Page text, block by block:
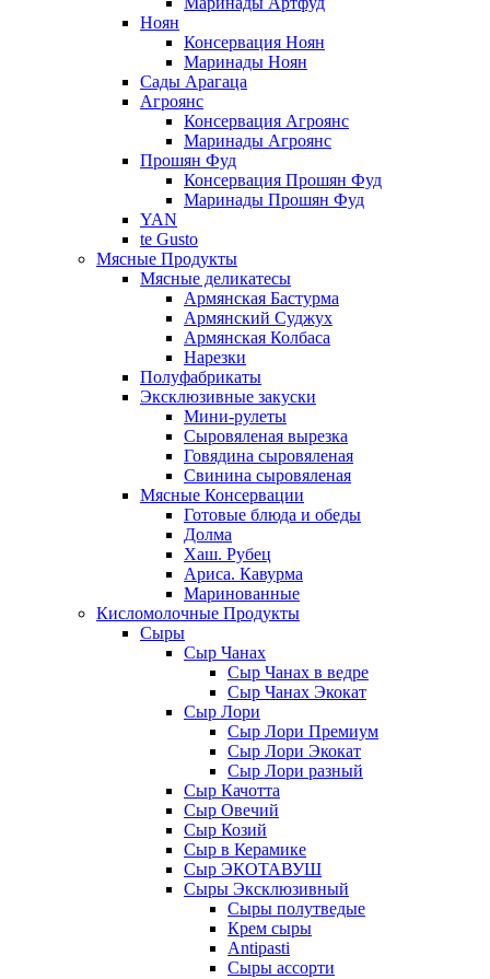
Ноян
Консервация Ноян
Маринады Ноян
Сады Арагаца
Агроянс
Консервация Агроянс
Маринады Агроянс
Прошян Фуд
Консервация Прошян Фуд
Маринады Прошян Фуд
YAN
te Gusto
Мясные Продукты
Мясные деликатесы
Армянская Бастурма
Армянский Суджух
Армянская Колбаса
Нарезки
Полуфабрикаты
Эксклюзивные закуски
Мини-рулеты
Сыровяленая вырезка
Говядина сыровяленая
Свинина сыровяленая
Мясные Консервации
Готовые блюда и обеды
Долма
Хаш. Рубец
Ариса. Кавурма
Маринованные
Кисломолочные Продукты
Сыры
Сыр Чанах
Сыр Чанах в ведре
Сыр Чанах Экокат
Сыр Лори
Сыр Лори Премиум
Сыр Лори Экокат
Сыр Лори разный
Сыр Качотта
Сыр Овечий
Сыр Козий
Сыр в Керамике
Сыр ЭКОТАВУШ
Сыры Эксклюзивный
Сыры полутведые
Крем сыры
Antipasti
Сыры ассорти